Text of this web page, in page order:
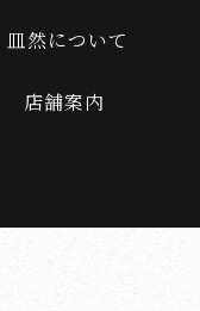
皿然について
店舗案内